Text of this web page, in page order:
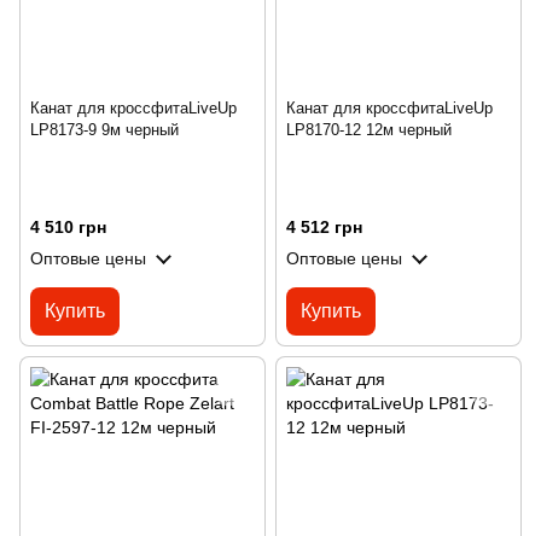
Канат для кроссфитаLiveUp
LP8173-9 9м черный
4 510 грн
Оптовые цены
Купить
Канат для кроссфитаLiveUp
LP8170-12 12м черный
4 512 грн
Оптовые цены
Купить